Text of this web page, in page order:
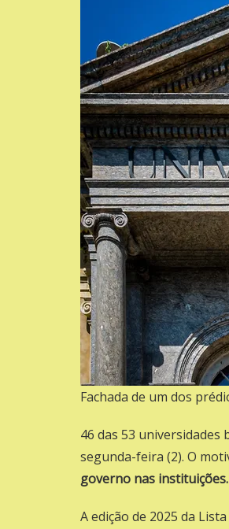
Fachada de um dos
46 das 53
segunda-feira (2). O
governo nas instituições.
A edição de 2025 da